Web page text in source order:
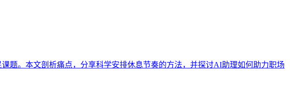
题。本文剖析痛点，分享科学安排休息节奏的方法，并探讨AI助理如何助力职场